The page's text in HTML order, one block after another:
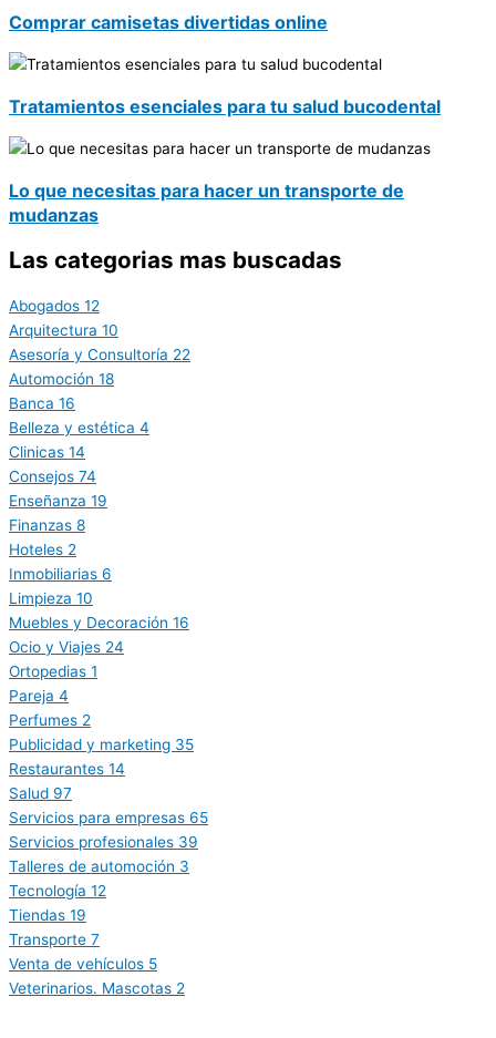
Comprar camisetas divertidas online
Tratamientos esenciales para tu salud bucodental
Lo que necesitas para hacer un transporte de
mudanzas
Las categorias mas buscadas
Abogados 12
Arquitectura 10
Asesoría y Consultoría 22
Automoción 18
Banca 16
Belleza y estética 4
Clinicas 14
Consejos 74
Enseñanza 19
Finanzas 8
Hoteles 2
Inmobiliarias 6
Limpieza 10
Muebles y Decoración 16
Ocio y Viajes 24
Ortopedias 1
Pareja 4
Perfumes 2
Publicidad y marketing 35
Restaurantes 14
Salud 97
Servicios para empresas 65
Servicios profesionales 39
Talleres de automoción 3
Tecnología 12
Tiendas 19
Transporte 7
Venta de vehículos 5
Veterinarios. Mascotas 2